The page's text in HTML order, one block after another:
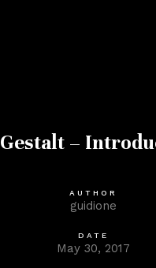
Gestalt –
AUTHOR
guidione
DATE
May 30, 2017